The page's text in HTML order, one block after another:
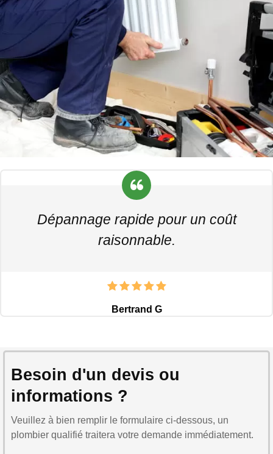
Dépannage rapide pour un coût
raisonnable.
Bertrand G
Besoin d'un devis ou
informations ?
Veuillez à bien remplir le formulaire ci-dessous, un
plombier qualifié traitera votre demande immédiatement.